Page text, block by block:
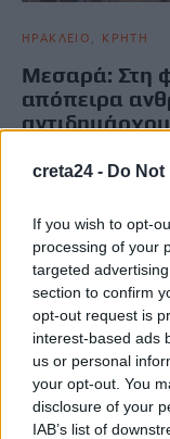
creta24 - Do
If you wish to opt-
processing of your
targeted
section to confirm
opt-out request is
interest-based ads
us or personal
your opt-out. You
disclosure of your
IAB’s list of
ΗΡΑΚΛΕΙΟ ΚΡΗΤΗ
Μεσαρά: Στη
απόπειρα
αντιδημάρχου
Προφυλακιστέος
απόπειρα
Newsroom